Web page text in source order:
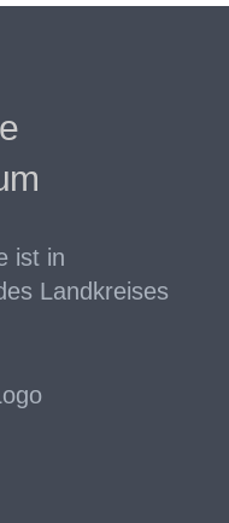
ist in
Landkreises